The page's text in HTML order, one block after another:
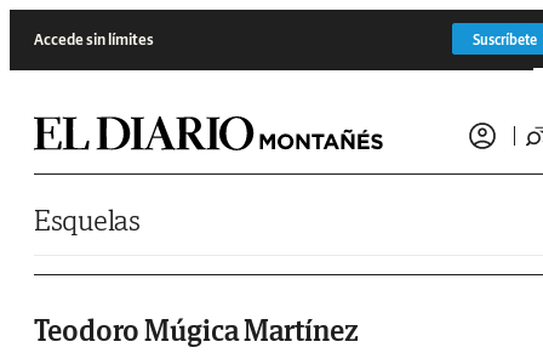
Accede sin límites Suscríbete
Esquelas
Teodoro Múgica Martínez